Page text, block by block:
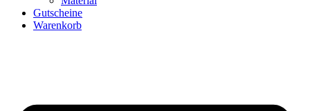
Gutscheine
Warenkorb